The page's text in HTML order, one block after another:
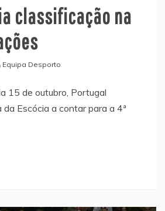
classificação na
Equipa Desporto
15 de outubro, Portugal
Escócia a contar para a 4ª